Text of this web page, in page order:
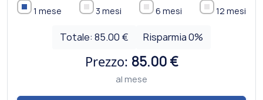
1 mese 3 mesi 6 mesi 12 mesi
Totale: 85.00 € Risparmia0%
Prezzo: 85.00 €
al mese